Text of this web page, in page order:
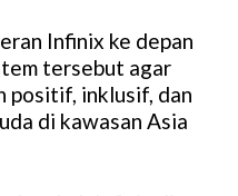
Infinix ke depan
tersebut agar
positif, inklusif, dan
di kawasan Asia